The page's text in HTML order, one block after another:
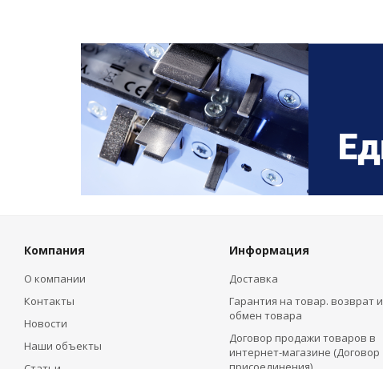
Компания
О компании
Контакты
Новости
Наши объекты
Информация
Доставка
Гарантия на товар. возврат и
обмен товара
Договор продажи товаров в
интернет-магазине (Договор